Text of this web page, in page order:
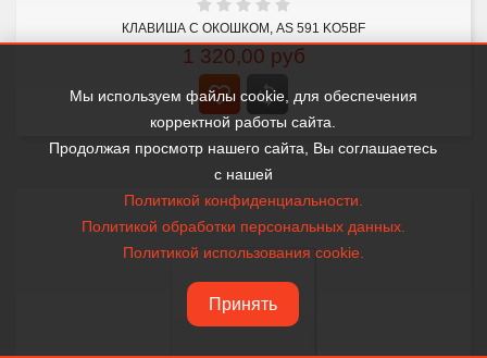
КЛАВИША С ОКОШКОМ, AS 591 KO5BF
1 320,00 руб
Мы используем файлы cookie, для обеспечения
корректной работы сайта.
Продолжая просмотр нашего сайта, Вы соглашаетесь
с нашей
Политикой конфиденциальности.
Политикой обработки персональных данных.
Политикой использования cookie.
Принять